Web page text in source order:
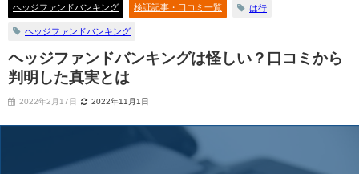
ヘッジファンドバンキング 検証記事・口コミ一覧 は行
ヘッジファンドバンキング
ヘッジファンドバンキングは怪しい？口コミから
判明した真実とは
2022年2月17日 2022年11月1日